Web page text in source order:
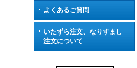
よくあるご質問
いたずら注文、なりすまし
注文について